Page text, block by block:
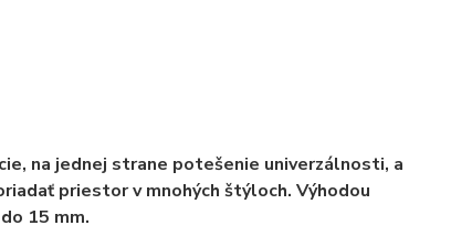
na jednej strane potešenie univerzálnosti, a
priestor v mnohých štýloch. Výhodou
15 mm.